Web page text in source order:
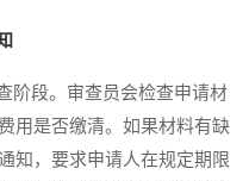
段。审查员会检查申请材
用是否缴清。如果材料有缺
知，要求申请人在规定期限